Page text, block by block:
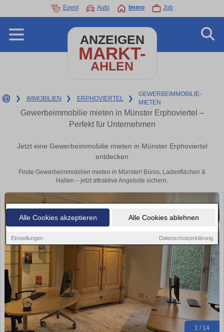
Alle Cookies akzeptieren Alle Cookies ablehnen
Einstellungen Datenschutzerklärung
Event Auto Immo Job
ANZEIGEN
MARKT-
AHLEN
❯ IMMOBILIEN ❯ ERPHOVIERTEL ❯
GEWERBEIMMOBILIE-
MIETEN
Gewerbeimmobilie mieten in Münster Erphoviertel –
Perfekt für Unternehmen
Jetzt eine Gewerbeimmobilie mieten in Münster Erphoviertel
entdecken
Finde Gewerbeimmobilien mieten in Münster! Büros, Ladenflächen &
Hallen – jetzt attraktive Angebote sichern.
1 / 14